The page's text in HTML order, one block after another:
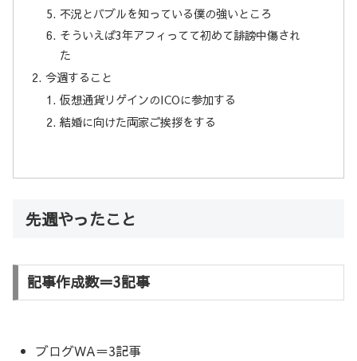
不況とバブルを知っている僕の強いところ
そういえば3年アフィってて初めて誹謗中傷され
た
今週すること
仮想通貨リゲインのICOに参加する
結婚に向けた両家ご挨拶をする
先週やったこと
記事作成数＝3記事
ブログWA＝3記事